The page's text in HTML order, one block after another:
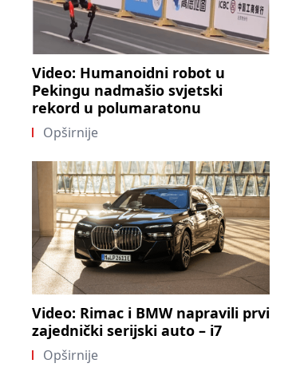
Video: Humanoidni robot u
Pekingu nadmašio svjetski
rekord u polumaratonu
Opširnije
Video: Rimac i BMW napravili prvi
zajednički serijski auto – i7
Opširnije